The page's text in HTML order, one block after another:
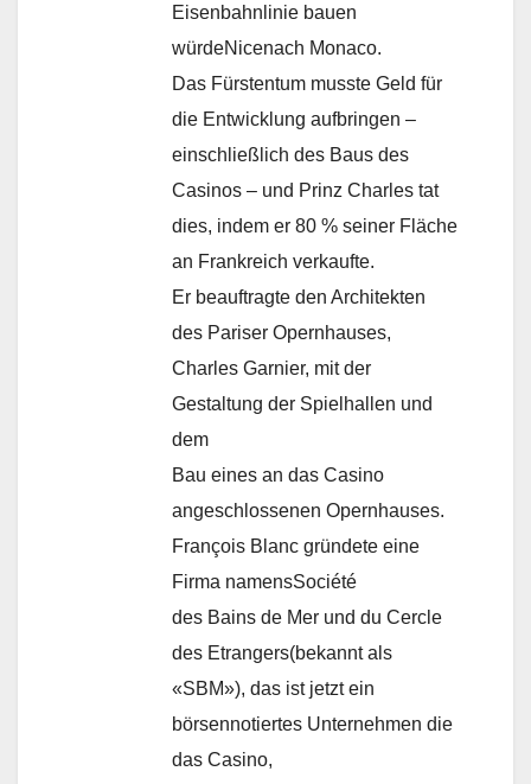
Eisenbahnlinie bauen
würdeNicenach Monaco.
Das Fürstentum musste Geld für
die Entwicklung aufbringen –
einschließlich des Baus des
Casinos – und Prinz Charles tat
dies, indem er 80 % seiner Fläche
an Frankreich verkaufte.
Er beauftragte den Architekten
des Pariser Opernhauses,
Charles Garnier, mit der
Gestaltung der Spielhallen und
dem
Bau eines an das Casino
angeschlossenen Opernhauses.
François Blanc gründete eine
Firma namensSociété
des Bains de Mer und du Cercle
des Etrangers(bekannt als
«SBM»), das ist jetzt ein
börsennotiertes Unternehmen die
das Casino,